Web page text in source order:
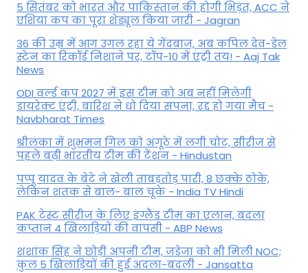
5 सितंबर को भारत और पाकिस्‍तान की होगी भिड़ंत, ACC ने
एशिया कप का पूरा शेड्यूल किया जारी - Jagran
36 की उम्र में आग उगल रहा ये गेंदबाज, अब कपिल देव-डेल
स्टेन का रिकॉर्ड निशाने पर, टॉप-10 में एंट्री तय! - Aaj Tak
News
ODI वर्ल्ड कप 2027 में इस टीम को अब नहीं मिलेगी
डायरेक्ट एंट्री, बारिश ने धो दिया सपना, रद्द हो गया मैच -
Navbharat Times
श्रीलंका में शुभमन गिल को अंगूठे में लगी चोट, सीरीज से
पहले बढ़ी भारतीय टीम की टेंशन - Hindustan
पप्पू यादव के बेटे ने खेली ताबड़तोड़ पारी, 8 छक्के ठोके,
लेकिन शतक से बाल- बाल चूके - India TV Hindi
PAK टेस्ट सीरीज के लिए इंग्लैंड टीम का एलान, बदला
कप्तान 4 खिलाड़ियों की वापसी - ABP News
शशांक सिंह ने छोड़ी अपनी टीम, जडेजा को भी मिली NOC;
कुल 5 खिलाड़ियों की हुई अदला-बदली - Jansatta